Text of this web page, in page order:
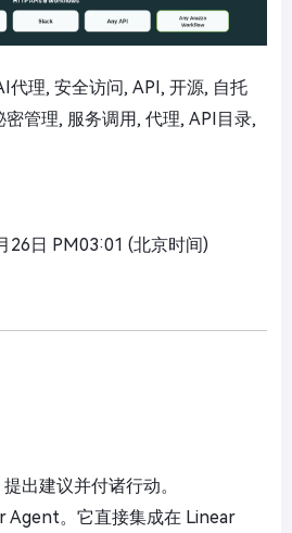
代理, 安全访问, API, 开源, 自托
管理, 服务调用, 代理, API目录,
26日 PM03:01 (北京时间)
出建议并付诸行动。
Agent。它直接集成在 Linear